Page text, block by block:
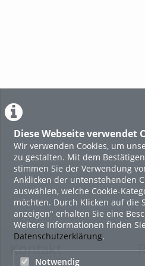
Diese Webseite verwendet
Wir verwenden Cookies, um
zu gestalten. Mit dem
stimmen Sie der Verwendung
Anklicken der untenstehenden
auswählen, welche Cookie-
möchten. Durch Klicken auf die
anzeigen" erhalten Sie eine
Weitere Informationen finden
Datenschutzerklärung.
Notwendig
Kontakt